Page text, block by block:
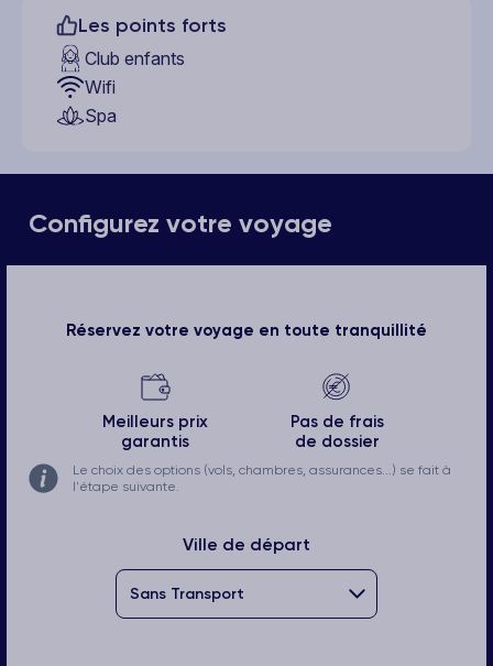
Les points forts
Club enfants
Wifi
Spa
Configurez votre voyage
Réservez votre voyage en toute tranquillité
Meilleurs prix
garantis
Pas de frais
de dossier
Le choix des options (vols, chambres, assurances...) se fait à
l'étape suivante.
Ville de départ